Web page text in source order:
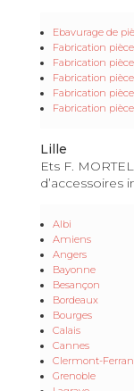
Ebavurage de
Fabrication
Fabrication
Fabrication
Fabrication
Fabrication
Lille
Ets F.
d’accessoires
Albi
Amiens
Angers
Bayonne
Besançon
Bordeaux
Bourges
Calais
Cannes
Clermont-
Grenoble